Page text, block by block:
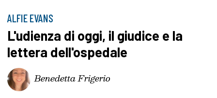
ALFIE EVANS
L'udienza di oggi, il giudice e la
lettera dell'ospedale
Benedetta Frigerio